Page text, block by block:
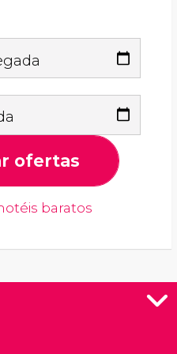
ofertas
baratos